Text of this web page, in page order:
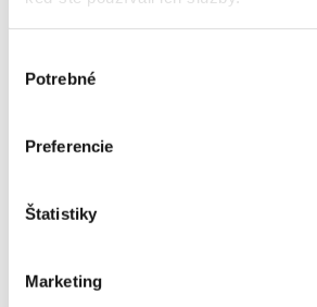
súhlasu
Potrebné
Preferencie
Štatistiky
Marketing
Produkty
Sádzací kolík Solid
Sádzací kolík Fiskars Solid vytvára